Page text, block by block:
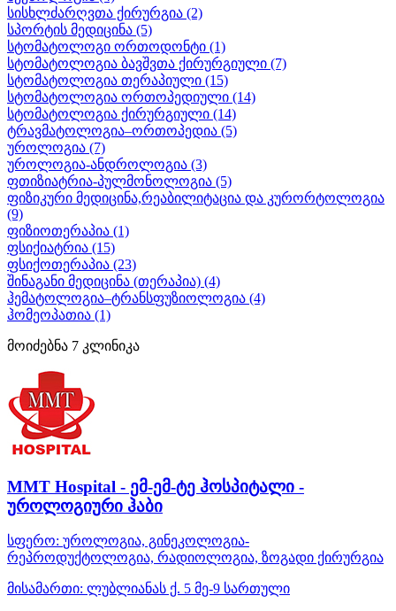
სისხლძარღვთა ქირურგია (2)
სპორტის მედიცინა (5)
სტომატოლოგი ორთოდონტი (1)
სტომატოლოგია ბავშვთა ქირურგიული (7)
სტომატოლოგია თერაპიული (15)
სტომატოლოგია ორთოპედიული (14)
სტომატოლოგია ქირურგიული (14)
ტრავმატოლოგია–ორთოპედია (5)
უროლოგია (7)
უროლოგია-ანდროლოგია (3)
ფთიზიატრია-პულმონოლოგია (5)
ფიზიკური მედიცინა,რეაბილიტაცია და კურორტოლოგია
(9)
ფიზიოთერაპია (1)
ფსიქიატრია (15)
ფსიქოთერაპია (23)
შინაგანი მედიცინა (თერაპია) (4)
ჰემატოლოგია–ტრანსფუზიოლოგია (4)
ჰომეოპათია (1)
მოიძებნა 7 კლინიკა
MMT Hospital - ემ-ემ-ტე ჰოსპიტალი -
უროლოგიური ჰაბი
სფერო: უროლოგია, გინეკოლოგია-
რეპროდუქტოლოგია, რადიოლოგია, ზოგადი ქირურგია
მისამართი: ლუბლიანას ქ. 5 მე-9 სართული